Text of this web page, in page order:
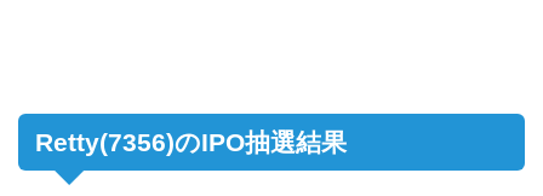
Retty(7356)のIPO抽選結果